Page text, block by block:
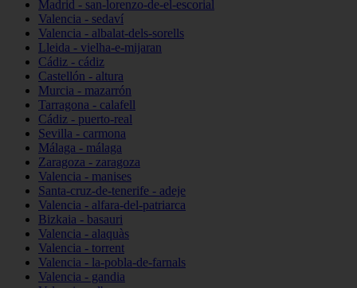
Madrid - san-lorenzo-de-el-escorial
Valencia - sedaví
Valencia - albalat-dels-sorells
Lleida - vielha-e-mijaran
Cádiz - cádiz
Castellón - altura
Murcia - mazarrón
Tarragona - calafell
Cádiz - puerto-real
Sevilla - carmona
Málaga - málaga
Zaragoza - zaragoza
Valencia - manises
Santa-cruz-de-tenerife - adeje
Valencia - alfara-del-patriarca
Bizkaia - basauri
Valencia - alaquàs
Valencia - torrent
Valencia - la-pobla-de-farnals
Valencia - gandia